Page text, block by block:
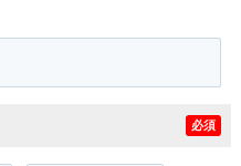
必須